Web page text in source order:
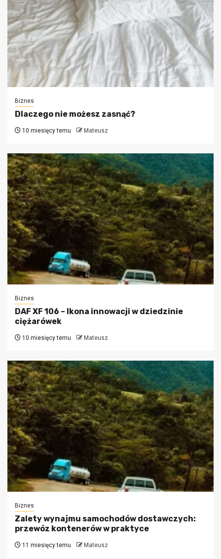
Biznes
Dlaczego nie możesz zasnąć?
10 miesięcy temu Mateusz
Biznes
DAF XF 106 – Ikona innowacji w dziedzinie
ciężarówek
10 miesięcy temu Mateusz
Biznes
Zalety wynajmu samochodów dostawczych:
przewóz kontenerów w praktyce
11 miesięcy temu Mateusz